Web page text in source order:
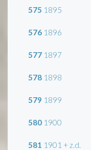
575 1895
576 1896
577 1897
578 1898
579 1899
580 1900
581 1901 + z.d.